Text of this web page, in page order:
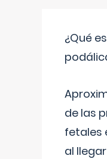
¿Qué
de las
fetales
al